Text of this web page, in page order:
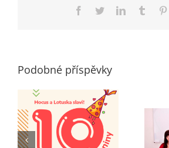
Facebook
TwitterLinkedInTumblr
Podobné příspěvky